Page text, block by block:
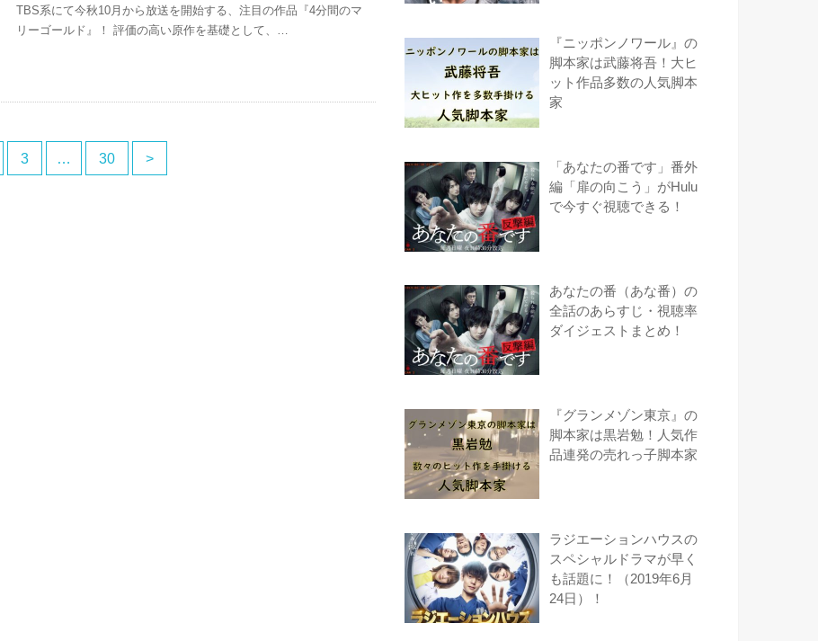
TBS系にて今秋10月から放送を開始する、注目の作品『4分間のマ
リーゴールド』！ 評価の高い原作を基礎として、…
3 … 30 >
『ニッポンノワール』の
脚本家は武藤将吾！大ヒ
ット作品多数の人気脚本
家
「あなたの番です」番外
編「扉の向こう」がHulu
で今すぐ視聴できる！
あなたの番（あな番）の
全話のあらすじ・視聴率
ダイジェストまとめ！
『グランメゾン東京』の
脚本家は黒岩勉！人気作
品連発の売れっ子脚本家
ラジエーションハウスの
スペシャルドラマが早く
も話題に！（2019年6月
24日）！